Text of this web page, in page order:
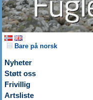
Bare på norsk
Nyheter
Støtt oss
Frivillig
Artsliste